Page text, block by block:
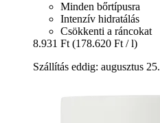
Minden bőrtípusra
Intenzív hidratálás
Csökkenti a ráncokat
8.931 Ft (178.620 Ft / l)
Szállítás eddig: augusztus 25.